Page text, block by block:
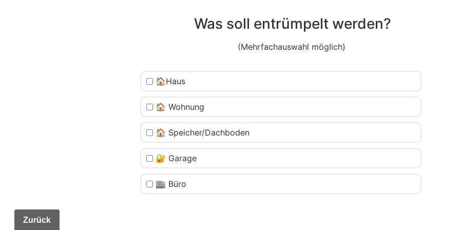
Was soll entrümpelt werden?
(Mehrfachauswahl möglich)
🏠Haus
🏠 Wohnung
🏠 Speicher/Dachboden
🔐 Garage
🏬 Büro
Zurück